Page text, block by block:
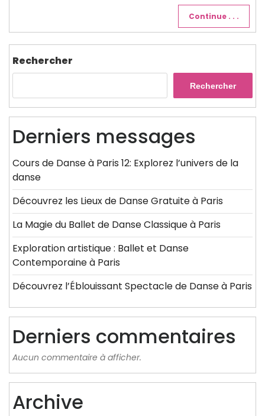
Continue . . .
Rechercher
Rechercher
Derniers messages
Cours de Danse à Paris 12: Explorez l’univers de la
danse
Découvrez les Lieux de Danse Gratuite à Paris
La Magie du Ballet de Danse Classique à Paris
Exploration artistique : Ballet et Danse
Contemporaine à Paris
Découvrez l’Éblouissant Spectacle de Danse à Paris
Derniers commentaires
Aucun commentaire à afficher.
Archive